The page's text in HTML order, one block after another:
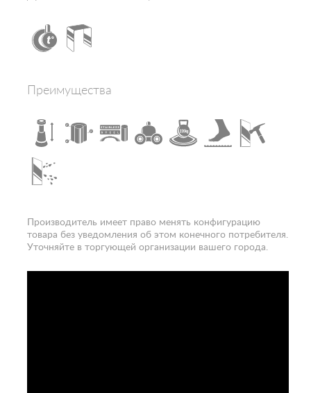
Конструкция дверей
Наличие крыши
Гарантия
1 год
Преимущества
Производитель имеет право менять конфигурацию
товара без уведомления об этом конечного потребителя.
Уточняйте в торгующей организации вашего города.